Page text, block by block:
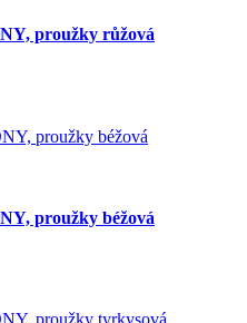
proužky růžová
proužky béžová